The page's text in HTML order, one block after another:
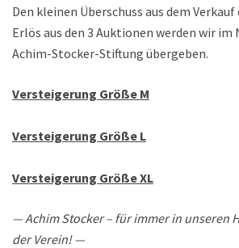
Den kleinen Überschuss aus dem Verkauf
Erlös aus den 3 Auktionen werden wir im
Achim-Stocker-Stiftung übergeben.
Versteigerung Größe M
Versteigerung Größe L
Versteigerung Größe XL
— Achim Stocker – für immer in unseren
der Verein! —